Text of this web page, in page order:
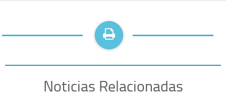
Noticias Relacionadas